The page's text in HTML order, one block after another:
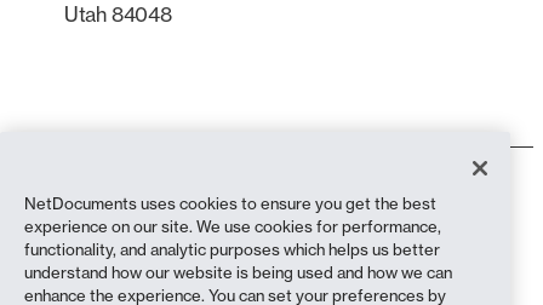
Utah 84048
Política de Privacidade
Política de privacidade (residentes na Califórnia)
Declaração contra a Escravidão
Política de cookies
NetDocuments uses cookies to ensure you get the best
experience on our site. We use cookies for performance,
functionality, and analytic purposes which helps us better
understand how our website is being used and how we can
enhance the experience. You can set your preferences by